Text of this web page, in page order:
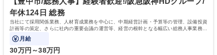
す。 学歴・資格 学歴：大学院 大学 高専 短大 専修学校 高校 語学力： 資
格：
年休124日 総務
当社にて採用関係業務、人材育成業務を中心に、中期経営計画・予算等の管理、設備投資
計画等の策定、さらに社内の重要会議の運営等、経営の根幹となる幅広い総務人事業務全
般を担当していただきます。
月給
30万円～38万円